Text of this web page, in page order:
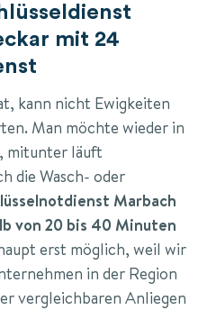
mit 24
kann nicht Ewigkeiten
Man möchte wieder in
mitunter läuft
die Wasch- oder
Marbach
von 20 bis 40 Minuten
erst möglich, weil wir
in der Region
vergleichbaren Anliegen